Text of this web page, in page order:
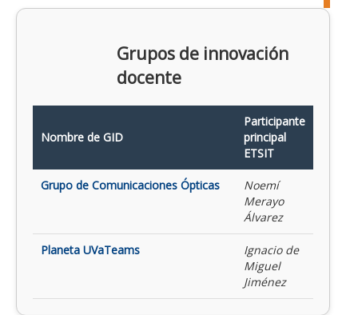
Grupos de innovación
docente
Nombre de GID
Participante
principal
ETSIT
Grupo de Comunicaciones Ópticas
Noemí
Merayo
Álvarez
Planeta UVaTeams
Ignacio de
Miguel
Jiménez